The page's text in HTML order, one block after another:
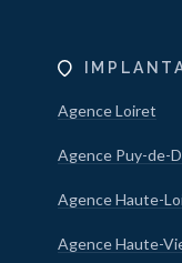
Agence Loiret
Agence Puy-de-
Agence Haute-
Agence Haute-